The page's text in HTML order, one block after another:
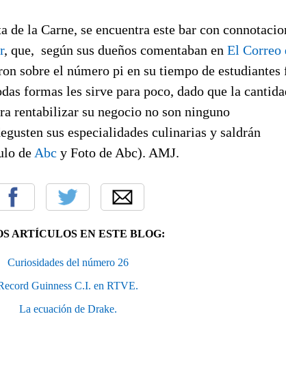
de la Carne, se encuentra este bar con
, que, según sus dueños comentaban en El Correo
sobre el número pi en su tiempo de estudiantes
formas les sirve para poco, dado que la
rentabilizar su negocio no son ninguno
sus especialidades culinarias y saldrán
de Abc y Foto de Abc). AMJ.
ARTÍCULOS EN ESTE BLOG:
Curiosidades del número 26
Guinness C.I. en RTVE.
La ecuación de Drake.